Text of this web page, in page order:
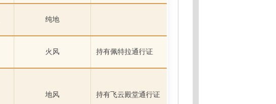
纯地
火风 持有佩特拉通行证
地风 持有飞云殿堂通行证